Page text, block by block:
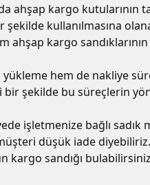
ahşap kargo kutularının
kullanılmasına
kargo sandıklarının
hem de nakliye
bir şekilde bu süreçlerin
işletmenize bağlı
düşük iade diyebiliriz.
kargo sandığı